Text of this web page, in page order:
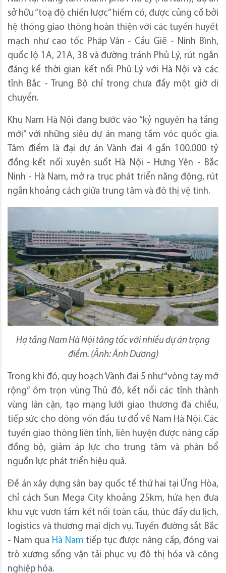
sở hữu “toạ độ chiến lược” hiếm có, được củng cố bởi
hệ thống giao thông hoàn thiện với các tuyến huyết
mạch như cao tốc Pháp Vân - Cầu Giẽ - Ninh Bình,
quốc lộ 1A, 21A, 38 và đường tránh Phủ Lý, rút ngắn
đáng kể thời gian kết nối Phủ Lý với Hà Nội và các
tỉnh Bắc - Trung Bộ chỉ trong chưa đầy một giờ di
chuyển.
Khu Nam Hà Nội đang bước vào “kỷ nguyên hạ tầng
mới” với những siêu dự án mang tầm vóc quốc gia.
Tâm điểm là đại dự án Vành đai 4 gần 100.000 tỷ
đồng kết nối xuyên suốt Hà Nội - Hưng Yên - Bắc
Ninh - Hà Nam, mở ra trục phát triển năng động, rút
ngắn khoảng cách giữa trung tâm và đô thị vệ tinh.
Hạ tầng Nam Hà Nội tăng tốc với nhiều dự án trọng
điểm. (Ảnh: Ánh Dương)
Trong khi đó, quy hoạch Vành đai 5 như “vòng tay mở
rộng” ôm trọn vùng Thủ đô, kết nối các tỉnh thành
vùng lân cận, tạo mạng lưới giao thương đa chiều,
tiếp sức cho dòng vốn đầu tư đổ về Nam Hà Nội. Các
tuyến giao thông liên tỉnh, liên huyện được nâng cấp
đồng bộ, giảm áp lực cho trung tâm và phân bổ
nguồn lực phát triển hiệu quả.
Đề án xây dựng sân bay quốc tế thứ hai tại Ứng Hòa,
chỉ cách Sun Mega City khoảng 25km, hứa hẹn đưa
khu vực vươn tầm kết nối toàn cầu, thúc đẩy du lịch,
logistics và thương mại dịch vụ. Tuyến đường sắt Bắc
- Nam qua Hà Nam tiếp tục được nâng cấp, đóng vai
trò xương sống vận tải phục vụ đô thị hóa và công
nghiệp hóa.